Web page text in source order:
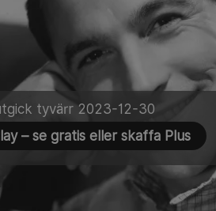
tyvärr 2023-12-30
– se gratis eller skaffa Plus